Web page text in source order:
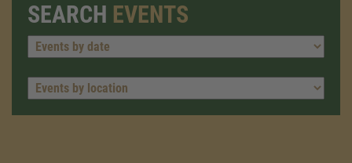
SEARCH EVENTS